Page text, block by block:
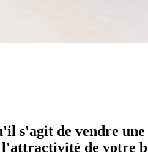
s'agit de vendre
l'attractivité de votre